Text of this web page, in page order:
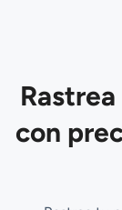
con